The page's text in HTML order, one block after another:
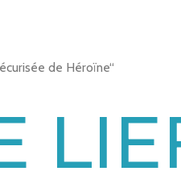
de Héroïne“